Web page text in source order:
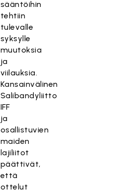
sääntöihin
tehtiin
tulevalle
syksylle
muutoksia
ja
viilauksia.
Kansainvälinen
Salibandyliitto
IFF
ja
osallistuvien
maiden
lajiliitot
päättivät,
että
ottelut